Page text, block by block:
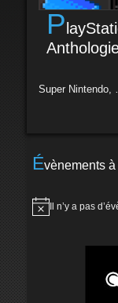
P
Super Nintendo,
Évènements
Notice
Il n’y a pas